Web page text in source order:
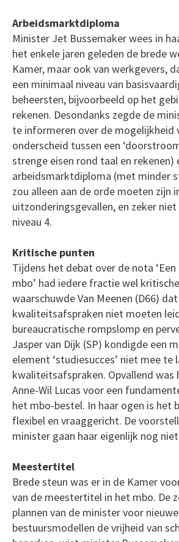
Arbeidsmarktdiploma
Minister Jet Bussemaker wees in
het enkele jaren geleden de brede
Kamer, maar ook van werkgevers,
een minimaal niveau van
beheersten, bijvoorbeeld op het
rekenen. Desondanks zegde de
te informeren over de mogelijkheid
onderscheid tussen een
strenge eisen rond taal en rekenen)
arbeidsmarktdiploma (met minder
zou alleen aan de orde moeten zijn
uitzonderingsgevallen, en zeker
niveau 4.
Kritische punten
Tijdens het debat over de nota
mbo’ had iedere fractie wel
waarschuwde Van Meenen (D66)
kwaliteitsafspraken niet moeten
bureaucratische rompslomp en
Jasper van Dijk (SP) kondigde een
element ‘studiesucces’ niet mee te
kwaliteitsafspraken. Opvallend was
Anne-Wil Lucas voor een
het mbo-bestel. In haar ogen is het
flexibel en vraaggericht. De
minister gaan haar eigenlijk nog
Meestertitel
Brede steun was er in de Kamer
van de meestertitel in het mbo. De
plannen van de minister voor nieuwe
bestuursmodellen de vrijheid van